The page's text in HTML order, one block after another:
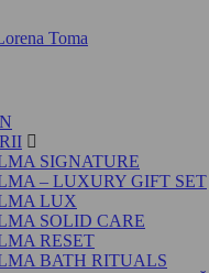
SIGNATURE
– LUXURY GIFT SET
LUX
SOLID CARE
RESET
BATH RITUALS